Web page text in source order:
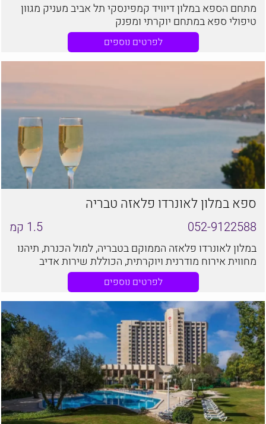
מתחם הספא במלון דיוויד קמפינסקי תל אביב מעניק מגוון
טיפולי ספא במתחם יוקרתי ומפנק
לפרטים נוספים
ספא במלון לאונרדו פלאזה טבריה
052-9122588
1.5 קמ
במלון לאונרדו פלאזה הממוקם בטבריה, למול הכנרת, תיהנו
מחווית אירוח מודרנית ויוקרתית, הכוללת שירות אדיב
ומקצועי, אווירה נעימה ושלווה וכמובן סביבת שהייה נהדרת,
למול הכנרת ולצד מבחר אטרקציות
לפרטים נוספים